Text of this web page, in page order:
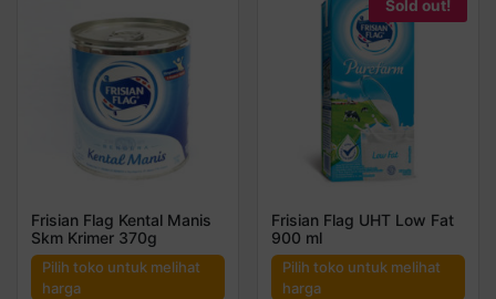
Frisian Flag Kental Manis
Skm Krimer 370g
Pilih toko untuk melihat
harga
Sold out!
Frisian Flag UHT Low Fat
900 ml
Pilih toko untuk melihat
harga